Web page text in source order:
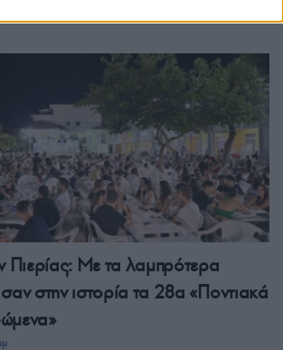
Πιερίας: Με τα λαμπρότερα
στην ιστορία τα 28α «Ποντιακά